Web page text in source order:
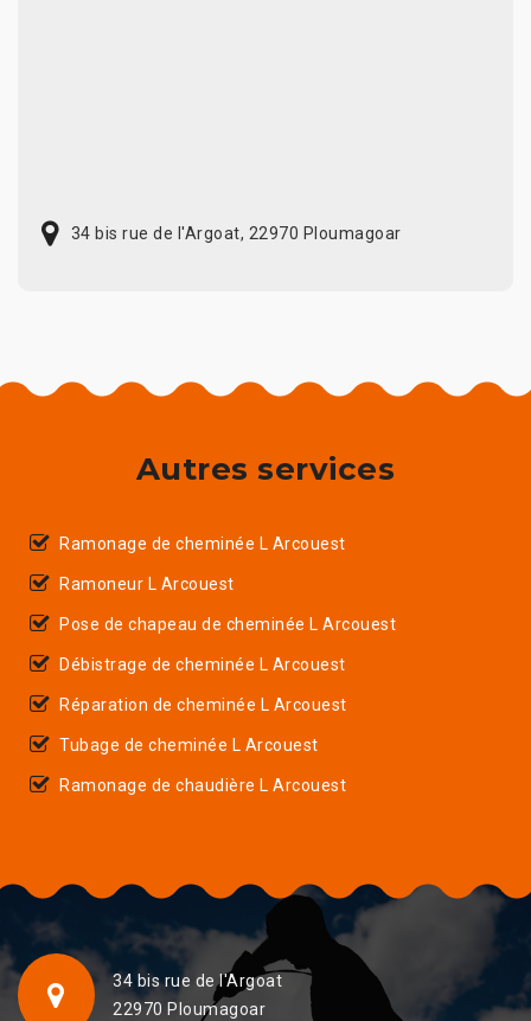
34 bis rue de l'Argoat, 22970 Ploumagoar
Autres services
Ramonage de cheminée L Arcouest
Ramoneur L Arcouest
Pose de chapeau de cheminée L Arcouest
Débistrage de cheminée L Arcouest
Réparation de cheminée L Arcouest
Tubage de cheminée L Arcouest
Ramonage de chaudière L Arcouest
34 bis rue de l'Argoat
22970 Ploumagoar